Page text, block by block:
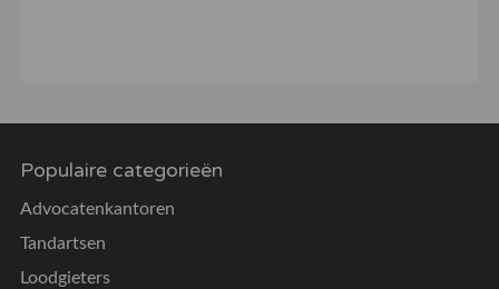
Populaire categorieën
Advocatenkantoren
Tandartsen
Loodgieters